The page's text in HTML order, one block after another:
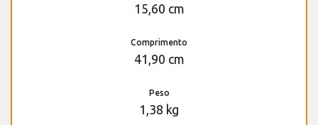
15,60 cm
Comprimento
41,90 cm
Peso
1,38 kg